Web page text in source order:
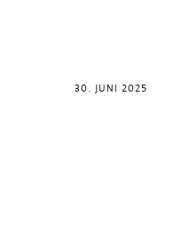
30. JUNI 2025